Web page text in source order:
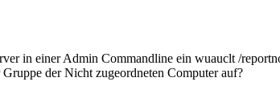
in einer Admin Commandline ein wuauclt /
der Nicht zugeordneten Computer auf?